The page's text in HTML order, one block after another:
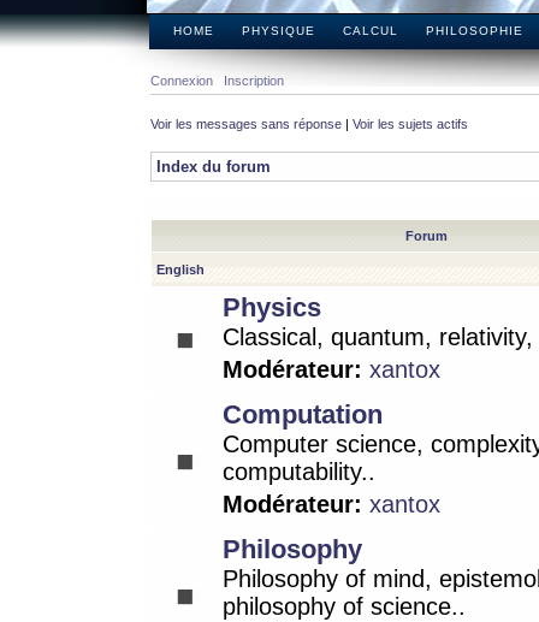
HOME PHYSIQUE CALCUL PHILOSOPHIE
Connexion Inscription
Voir les messages sans réponse | Voir les sujets actifs
Index du forum
Forum
English
Physics
Classical, quantum,
Modérateur: xantox
Computation
Computer science,
computability..
Modérateur: xantox
Philosophy
Philosophy of mind,
philosophy of science..